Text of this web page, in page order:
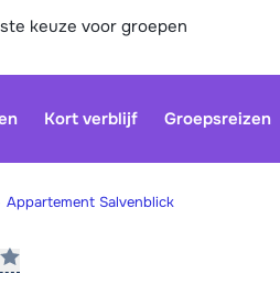
keuze voor groepen
Kort verblijf Groepsreizen
Appartement Salvenblick